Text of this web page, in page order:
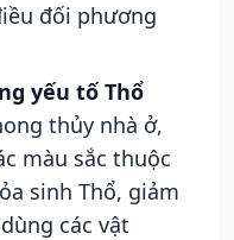
đối phương
yếu tố Thổ
thủy nhà ở,
màu sắc thuộc
sinh Thổ, giảm
các vật